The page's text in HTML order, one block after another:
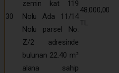
30
zemin kat 119
Nolu Ada 11/14
Nolu parsel No:
Z/2 adresinde
bulunan 22.40 m²
alana sahip
48.000,00
TL